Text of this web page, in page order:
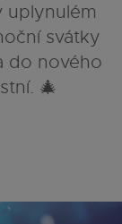
uplynulém
svátky
do nového
🎄